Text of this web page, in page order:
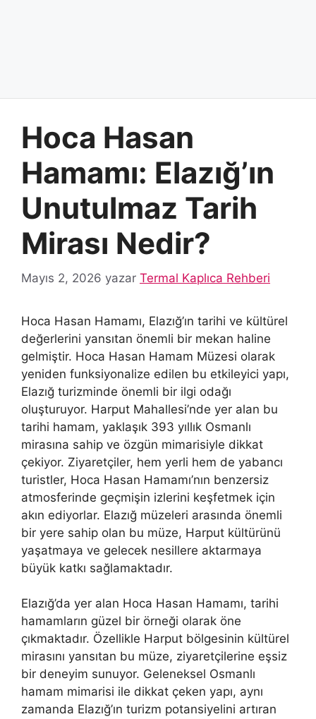
Hoca Hasan
Hamamı: Elazığ’ın
Unutulmaz Tarih
Mirası Nedir?
Mayıs 2, 2026 yazar Termal Kaplıca Rehberi
Hoca Hasan Hamamı, Elazığ’ın tarihi ve kültürel
değerlerini yansıtan önemli bir mekan haline
gelmiştir. Hoca Hasan Hamam Müzesi olarak
yeniden funksiyonalize edilen bu etkileyici yapı,
Elazığ turizminde önemli bir ilgi odağı
oluşturuyor. Harput Mahallesi’nde yer alan bu
tarihi hamam, yaklaşık 393 yıllık Osmanlı
mirasına sahip ve özgün mimarisiyle dikkat
çekiyor. Ziyaretçiler, hem yerli hem de yabancı
turistler, Hoca Hasan Hamamı’nın benzersiz
atmosferinde geçmişin izlerini keşfetmek için
akın ediyorlar. Elazığ müzeleri arasında önemli
bir yere sahip olan bu müze, Harput kültürünü
yaşatmaya ve gelecek nesillere aktarmaya
büyük katkı sağlamaktadır.
Elazığ’da yer alan Hoca Hasan Hamamı, tarihi
hamamların güzel bir örneği olarak öne
çıkmaktadır. Özellikle Harput bölgesinin kültürel
mirasını yansıtan bu müze, ziyaretçilerine eşsiz
bir deneyim sunuyor. Geleneksel Osmanlı
hamam mimarisi ile dikkat çeken yapı, aynı
zamanda Elazığ’ın turizm potansiyelini artıran